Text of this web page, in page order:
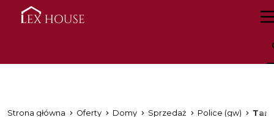
Strona główna Oferty Domy Sprzedaż Police (gw)